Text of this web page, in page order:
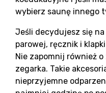
wybierz saunę innego
Jeśli decydujesz się
parowej, ręcznik i
Nie zapomnij również
zegarka. Takie
nieprzyjemne